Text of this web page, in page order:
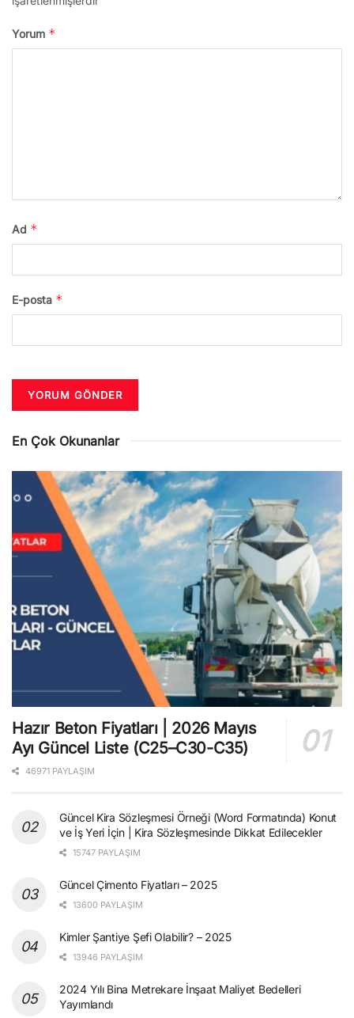
Yorum *
Ad *
E-posta *
En Çok Okunanlar
Hazır Beton Fiyatları | 2026 Mayıs
Ayı Güncel Liste (C25–C30-C35)
46971 PAYLAŞIM
Güncel Kira Sözleşmesi Örneği (Word Formatında) Konut
ve İş Yeri İçin | Kira Sözleşmesinde Dikkat Edilecekler
15747 PAYLAŞIM
Güncel Çimento Fiyatları – 2025
13600 PAYLAŞIM
Kimler Şantiye Şefi Olabilir? – 2025
13946 PAYLAŞIM
2024 Yılı Bina Metrekare İnşaat Maliyet Bedelleri
Yayımlandı